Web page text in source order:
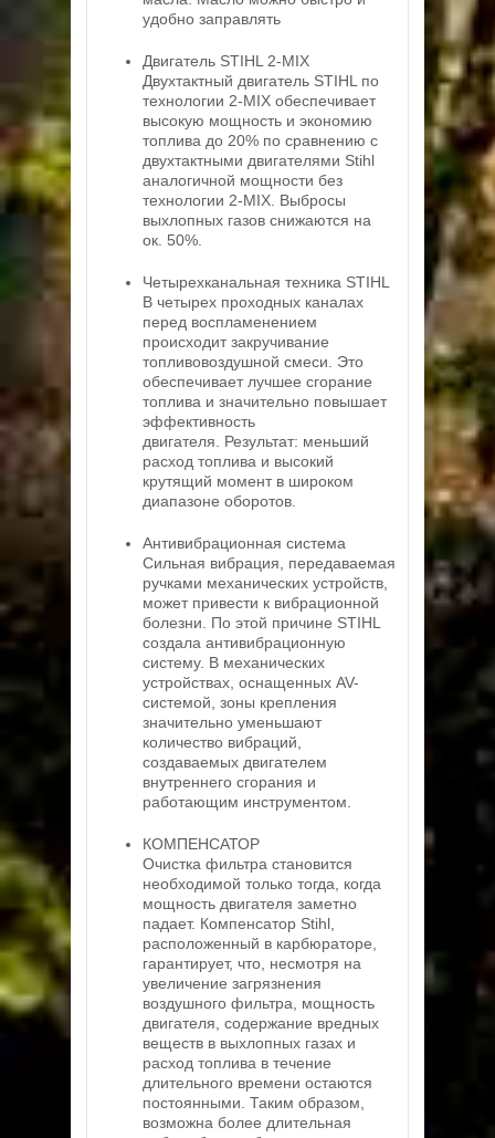
удобно заправлять
Двигатель STIHL 2-MIX
Двухтактный двигатель STIHL по
технологии 2-MIX обеспечивает
высокую мощность и экономию
топлива до 20% по сравнению с
двухтактными двигателями Stihl
аналогичной мощности без
технологии 2-MIX. Выбросы
выхлопных газов снижаются на
ок. 50%.
Четырехканальная техника STIHL
В четырех проходных каналах
перед воспламенением
происходит закручивание
топливовоздушной смеси. Это
обеспечивает лучшее сгорание
топлива и значительно повышает
эффективность
двигателя. Результат: меньший
расход топлива и высокий
крутящий момент в широком
диапазоне оборотов.
Антивибрационная система
Сильная вибрация, передаваемая
ручками механических устройств,
может привести к вибрационной
болезни. По этой причине STIHL
создала антивибрационную
систему. В механических
устройствах, оснащенных AV-
системой, зоны крепления
значительно уменьшают
количество вибраций,
создаваемых двигателем
внутреннего сгорания и
работающим инструментом.
КОМПЕНСАТОР
Очистка фильтра становится
необходимой только тогда, когда
мощность двигателя заметно
падает. Компенсатор Stihl,
расположенный в карбюраторе,
гарантирует, что, несмотря на
увеличение загрязнения
воздушного фильтра, мощность
двигателя, содержание вредных
веществ в выхлопных газах и
расход топлива в течение
длительного времени остаются
постоянными. Таким образом,
возможна более длительная